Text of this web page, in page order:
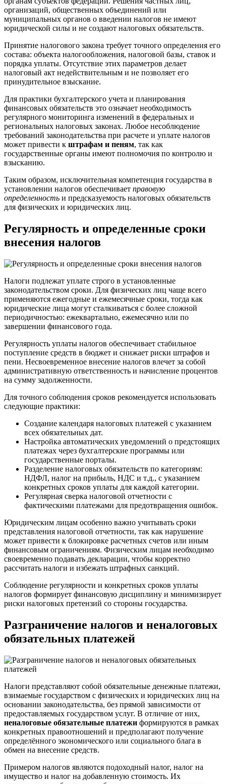
организаций, общественных объединений или
муниципальных органов о введении налогов не имеют
юридической силы и не создают налоговых обязательств.
Принятие налогового закона требует точного определения его
состава: объекта налогообложения, налоговой базы, ставок и
порядка уплаты. Отсутствие этих параметров делает
налоговый акт недействительным и не позволяет его
принудительное взыскание.
Для практики бухгалтерского учета и планирования
финансовых обязательств это означает необходимость
регулярного мониторинга изменений в федеральных и
региональных налоговых законах. Любое несоблюдение
требований законодательства при расчете и уплате налогов
может привести к штрафам и пеням, так как
государственные органы имеют полномочия по контролю и
взысканию.
Таким образом, исключительная компетенция государства в
установлении налогов обеспечивает правовую
определенность и предсказуемость налоговых обязательств
для физических и юридических лиц.
Регулярность и определенные сроки
внесения налогов
Налоги подлежат уплате строго в установленные
законодательством сроки. Для физических лиц чаще всего
применяются ежегодные и ежемесячные сроки, тогда как
юридические лица могут сталкиваться с более сложной
периодичностью: ежеквартально, ежемесячно или по
завершении финансового года.
Регулярность уплаты налогов обеспечивает стабильное
поступление средств в бюджет и снижает риски штрафов и
пени. Несвоевременное внесение налогов влечет за собой
административную ответственность и начисление процентов
на сумму задолженности.
Для точного соблюдения сроков рекомендуется использовать
следующие практики:
Создание календаря налоговых платежей с указанием
всех обязательных дат.
Настройка автоматических уведомлений о предстоящих
платежах через бухгалтерские программы или
государственные порталы.
Разделение налоговых обязательств по категориям:
НДФЛ, налог на прибыль, НДС и т.д., с указанием
конкретных сроков уплаты для каждой категории.
Регулярная сверка налоговой отчетности с
фактическими платежами для предотвращения ошибок.
Юридическим лицам особенно важно учитывать сроки
представления налоговой отчетности, так как нарушение
может привести к блокировке расчетных счетов или иным
финансовым ограничениям. Физическим лицам необходимо
своевременно подавать декларации, чтобы корректно
рассчитать налоги и избежать штрафных санкций.
Соблюдение регулярности и конкретных сроков уплаты
налогов формирует финансовую дисциплину и минимизирует
риски налоговых претензий со стороны государства.
Разграничение налогов и неналоговых
обязательных платежей
Налоги представляют собой обязательные денежные платежи,
взимаемые государством с физических и юридических лиц на
основании законодательства, без прямой зависимости от
предоставляемых государством услуг. В отличие от них,
неналоговые обязательные платежи формируются в рамках
конкретных правоотношений и предполагают получение
определённого экономического или социального блага в
обмен на внесение средств.
Примером налогов являются подоходный налог, налог на
имущество и налог на добавленную стоимость. Их